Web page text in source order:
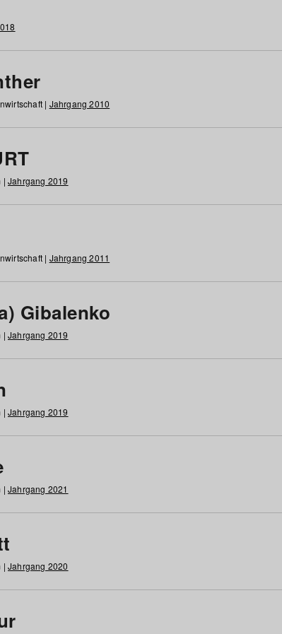
| Jahrgang 2010
| Jahrgang 2019
| Jahrgang 2011
Gibalenko
| Jahrgang 2019
| Jahrgang 2019
| Jahrgang 2021
| Jahrgang 2020